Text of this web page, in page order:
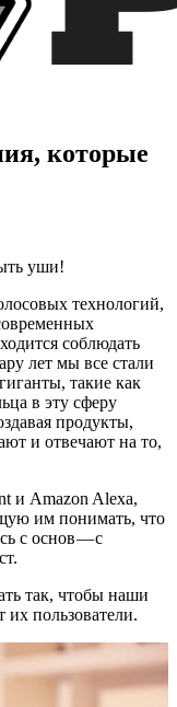
которые
уши!
технологий,
соблюдать
лет мы все стали
такие как
в эту сферу
продукты,
и отвечают на то,
и Amazon Alexa,
им понимать, что
с основ — с
так, чтобы наши
их пользователи.